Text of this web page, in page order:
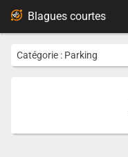
Catégorie : Parking
Blagues courtes